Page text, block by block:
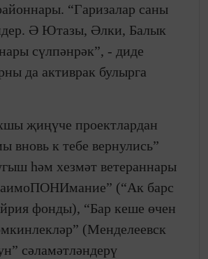
“Гаризалар саны
Ә Ютазы, Әлки, Балык
сүлпәнрәк”, - диде
да активрак булырга
җиңүче проектлардан
вновь к тебе вернулись”
һәм хезмәт ветераннары
(“Ак барс
фонды), “Бар кеше өчен
(Менделеевск
сәламәтләндерү